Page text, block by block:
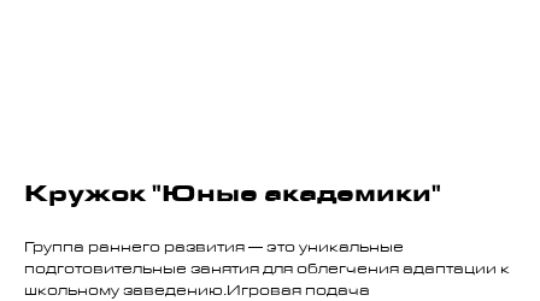
Кружок "Юные академики"
Группа раннего развития — это уникальные
подготовительные занятия для облегчения адаптации к
школьному заведению.Игровая подача